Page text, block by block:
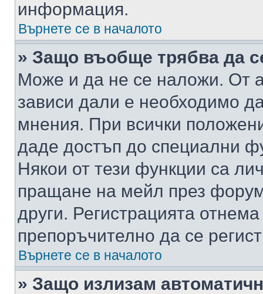
информация.
Върнете се в началото
» Защо въобще трябва да
Може и да не се наложи. От
зависи дали е необходимо
мнения. При всички
даде достъп до специални
Някои от тези функции са
пращане на мейл през
други. Регистрацията
препоръчително да се
Върнете се в началото
» Защо излизам